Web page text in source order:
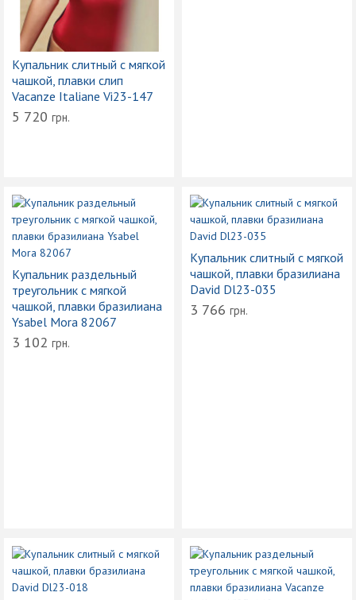
Купальник слитный с мягкой
чашкой, плавки слип
Vacanze Italiane Vi23-147
5 720 грн.
Купальник раздельный
треугольник с мягкой
чашкой, плавки бразилиана
Ysabel Mora 82067
3 102 грн.
Купальник слитный с мягкой
чашкой, плавки бразилиана
David Dl23-035
3 766 грн.